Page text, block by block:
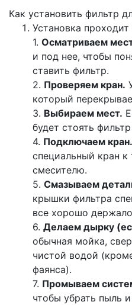
Как установить фильтр
Установка
1. Осматриваем
и под нее, чтобы
ставить фильтр.
2. Проверяем кран.
который
3. Выбираем мест.
будет стоять
4. Подключаем кран.
специальный кран к
смесителю.
5. Смазываем
крышки фильтра
все хорошо
6. Делаем дырку
обычная мойка,
чистой водой
фаянса).
7. Промываем
чтобы убрать пыль и